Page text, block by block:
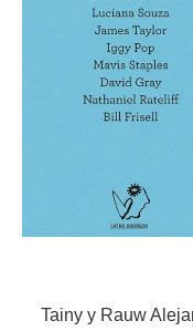
Tainy y Rauw